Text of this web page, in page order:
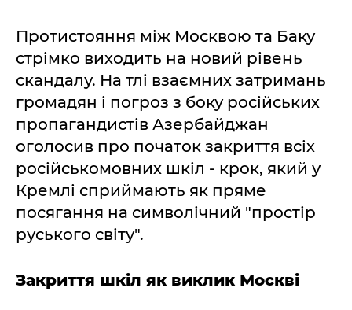
Протистояння між Москвою та Баку
стрімко виходить на новий рівень
скандалу. На тлі взаємних затримань
громадян і погроз з боку російських
пропагандистів Азербайджан
оголосив про початок закриття всіх
російськомовних шкіл - крок, який у
Кремлі сприймають як пряме
посягання на символічний "простір
руського світу".
Закриття шкіл як виклик Москві